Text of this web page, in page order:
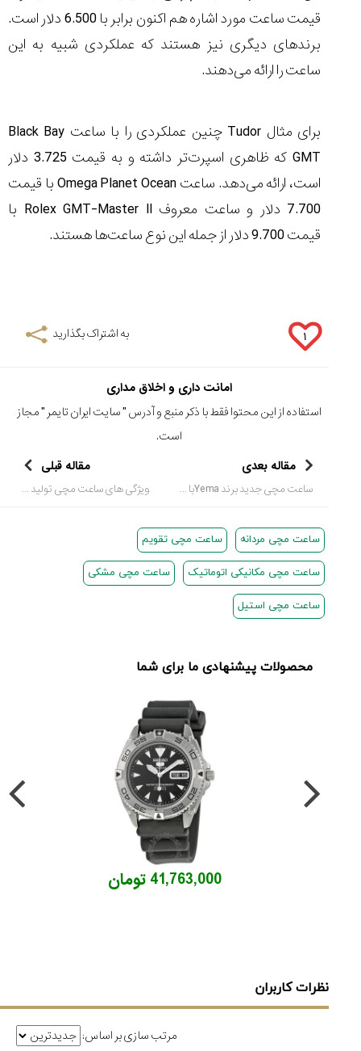
قیمت ساعت مورد اشاره هم اکنون برابر با 6.500 دلار است.
برندهای دیگری نیز هستند که عملکردی شبیه به این
ساعت را ارائه می‌دهند.
برای مثال Tudor چنین عملکردی را با ساعت Black Bay
GMT
که ظاهری اسپرت‌تر داشته و به قیمت 3.725 دلار
است، ارائه میدهد. ساعتOmega Planet Oceanبا قیمت
7.700 دلار و ساعت معروف
Rolex GMT-Master II با
قیمت 9.700 دلار از جمله این نوع ساعت‌ها هستند.
۱ به اشتراک بگذارید
امانت داری و اخلاق مداری
استفاده از این محتوا فقط با ذکر منبع و آدرس "سایت ایران تایمر " مجاز
است.
مقاله بعدی
ساعت مچی جدید برند Yemaبا تولید محدود
مقاله قبلی
ویژگی های ساعت مچی تولید محدود و مزایای آن
ساعت مچی مردانه ساعت مچی تقویم
ساعت مچی مکانیکی اتوماتیک ساعت مچی مشکی
ساعت مچی استیل
محصولات پیشنهادی ما برای شما
41,763,000 تومان
نظرات کاربران
مرتب سازی بر اساس: